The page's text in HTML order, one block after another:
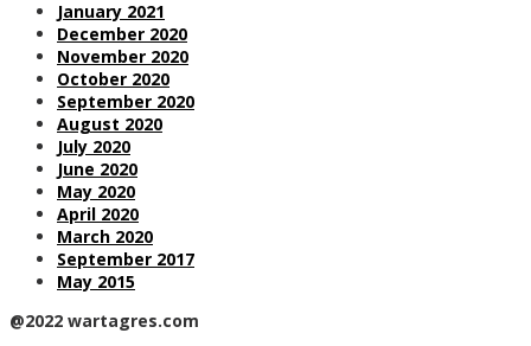
January 2021
December 2020
November 2020
October 2020
September 2020
August 2020
July 2020
June 2020
May 2020
April 2020
March 2020
September 2017
May 2015
@2022 wartagres.com